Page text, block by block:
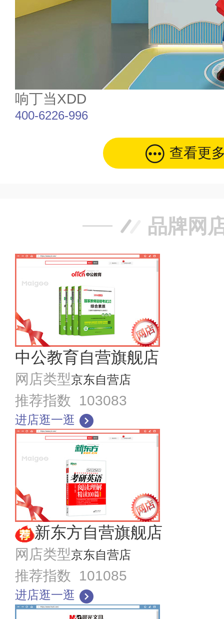
响丁当XDD
400-6226-996
查看更
品牌网
中公教育自营旗舰店
网店类型京东自营店
推荐指数 103083
进店逛一逛
新东方自营旗舰店
网店类型京东自营店
推荐指数 101085
进店逛一逛